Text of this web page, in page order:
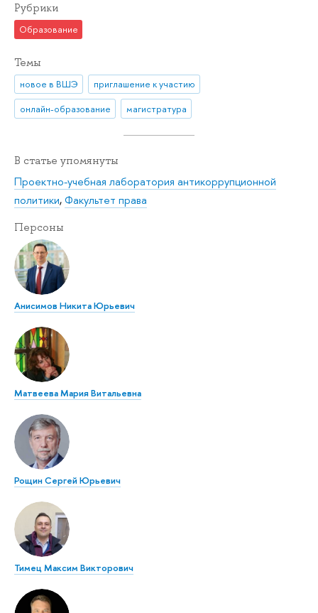
Рубрики
Образование
Темы
новое в ВШЭ
приглашение к участию
онлайн-образование
магистратура
В статье упомянуты
Проектно-учебная лаборатория антикоррупционной
политики,Факультет права
Персоны
Анисимов Никита Юрьевич
Матвеева Мария Витальевна
Рощин Сергей Юрьевич
Тимец Максим Викторович